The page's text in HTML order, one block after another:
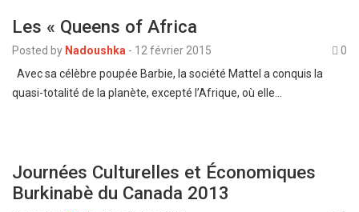
Les « Queens of Africa
Posted by Nadoushka - 12 février 2015
0
Avec sa célèbre poupée Barbie, la société Mattel a conquis la
quasi-totalité de la planète, excepté l’Afrique, où elle…
Journées Culturelles et Économiques
Burkinabè du Canada 2013